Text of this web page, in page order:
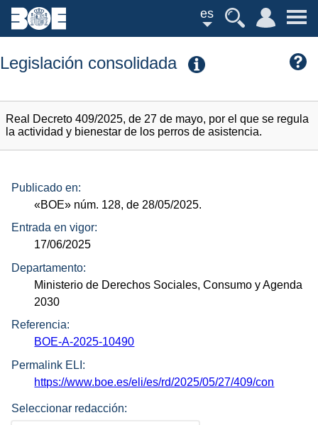
es
Legislación consolidada
Real Decreto 409/2025, de 27 de mayo, por el que se regula
la actividad y bienestar de los perros de asistencia.
Publicado en:
«BOE» núm. 128, de 28/05/2025.
Entrada en vigor:
17/06/2025
Departamento:
Ministerio de Derechos Sociales, Consumo y Agenda
2030
Referencia:
BOE-A-2025-10490
Permalink ELI:
https://www.boe.es/eli/es/rd/2025/05/27/409/con
Seleccionar redacción: